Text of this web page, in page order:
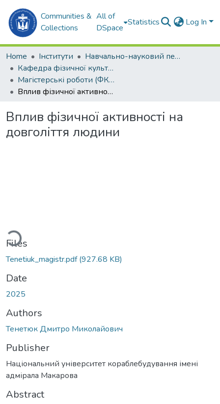
Communities &
Collections
All of
DSpace
Statistics Log In
Home Інститути
Навчально-науковий педагогічний інститут ім. В. О. Сухомлинського (ННПІ ім. В.О. Сухомлинського)
Кафедра фізичної культури та спорту (ФКтаС)
Магістерські роботи (ФКтаС)
Вплив фізичної активності на довголіття людини
Вплив фізичної активності на
довголіття людини
Files
Tenetiuk_magistr.pdf(927.68 KB)
Date
2025
Authors
Тенетюк Дмитро Миколайович
Publisher
Національний університет кораблебудування імені
адмірала Макарова
Abstract